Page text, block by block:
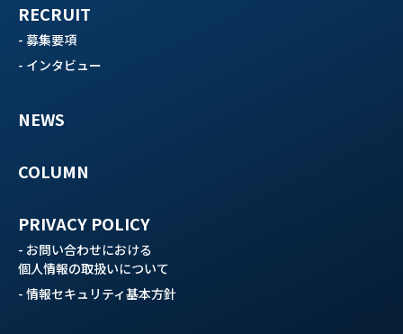
RECRUIT
- 募集要項
- インタビュー
NEWS
COLUMN
PRIVACY POLICY
- お問い合わせにおける
個人情報の取扱いについて
- 情報セキュリティ基本方針